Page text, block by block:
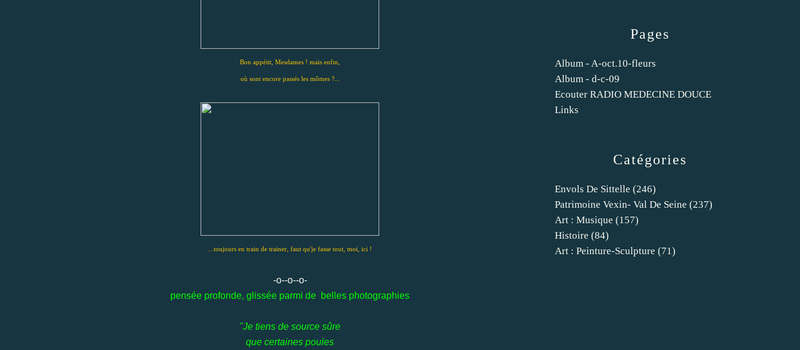
Bon appétit, Mesdames ! mais enfin,
où sont encore passés les mômes ?...
...toujours en train de trainer, faut qu'je fasse tout, moi, ici !
-o--o--o-
pensée profonde, glissée parmi de belles photographies
"Je tiens de source sûre
que certaines poules
Catégories
Envols De Sittelle (246)
Patrimoine Vexin- Val De Seine (237)
Art : Musique (157)
Histoire (84)
Art : Peinture-Sculpture (71)
Pages
Album - A-oct.10-fleurs
Album - d-c-09
Ecouter RADIO MEDECINE DOUCE
Links